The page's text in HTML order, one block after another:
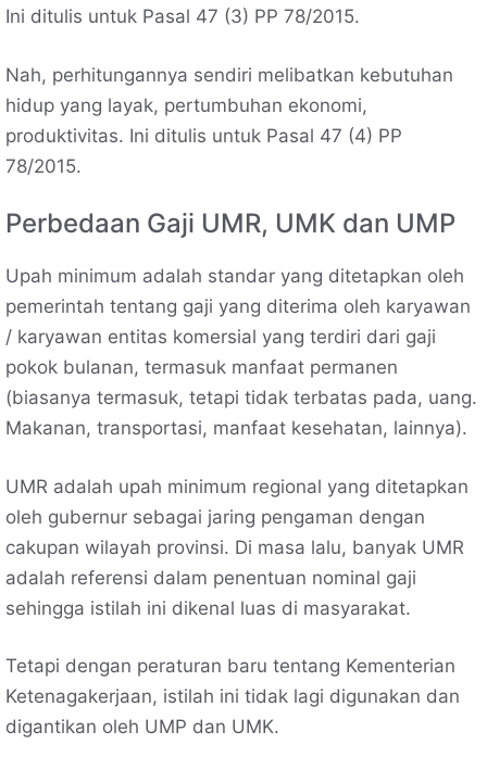
Ini ditulis untuk Pasal 47 (3) PP 78/2015.
Nah, perhitungannya sendiri melibatkan kebutuhan
hidup yang layak, pertumbuhan ekonomi,
produktivitas. Ini ditulis untuk Pasal 47 (4) PP
78/2015.
Perbedaan Gaji UMR, UMK dan UMP
Upah minimum adalah standar yang ditetapkan oleh
pemerintah tentang gaji yang diterima oleh karyawan
/ karyawan entitas komersial yang terdiri dari gaji
pokok bulanan, termasuk manfaat permanen
(biasanya termasuk, tetapi tidak terbatas pada, uang.
Makanan, transportasi, manfaat kesehatan, lainnya).
UMR adalah upah minimum regional yang ditetapkan
oleh gubernur sebagai jaring pengaman dengan
cakupan wilayah provinsi. Di masa lalu, banyak UMR
adalah referensi dalam penentuan nominal gaji
sehingga istilah ini dikenal luas di masyarakat.
Tetapi dengan peraturan baru tentang Kementerian
Ketenagakerjaan, istilah ini tidak lagi digunakan dan
digantikan oleh UMP dan UMK.